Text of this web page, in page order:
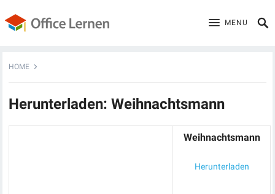
MENU
HOME
Herunterladen: Weihnachtsmann
Weihnachtsmann
Herunterladen